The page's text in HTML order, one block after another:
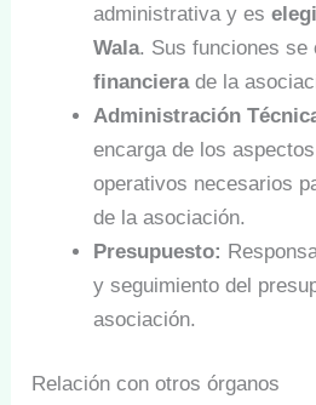
administrativa y es
Wala. Sus funciones
financierade la
Administración
encarga de los
operativos necesarios
de la asociación.
Presupuesto:
y seguimiento del
asociación.
Relación con otros órganos